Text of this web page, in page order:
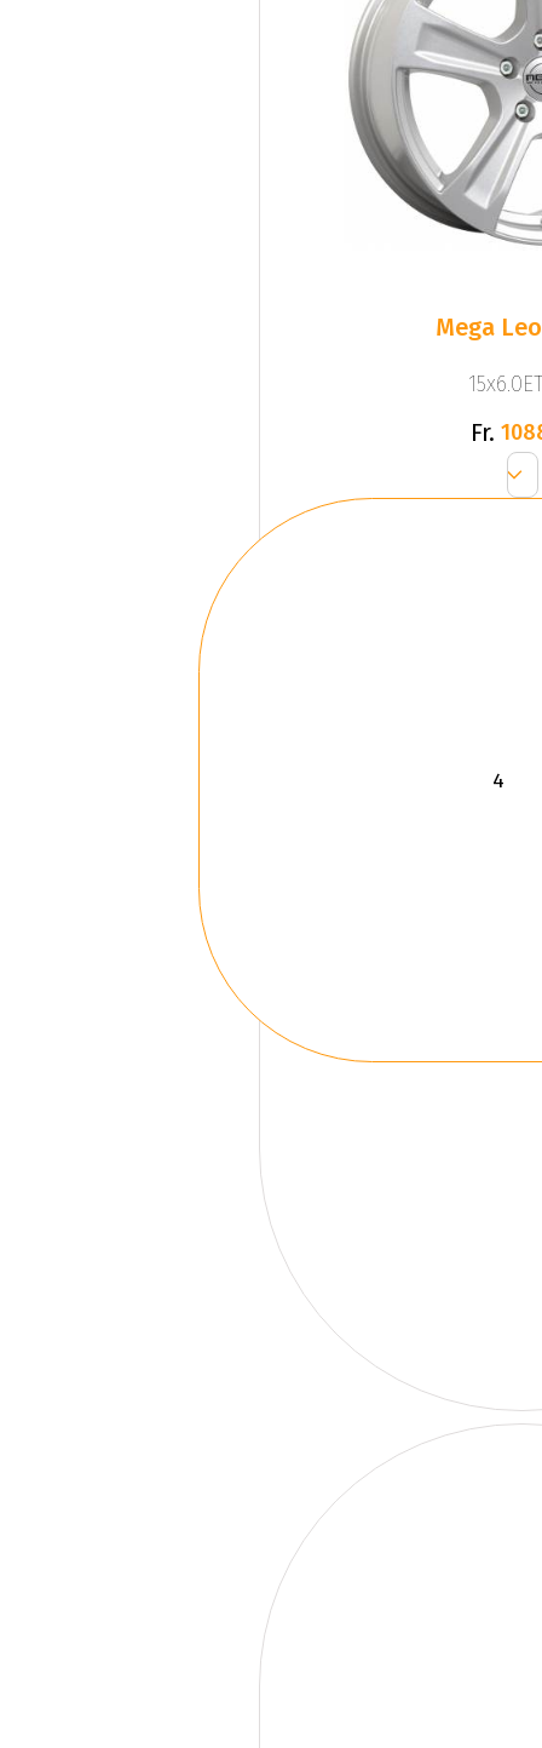
Mega
Fr.